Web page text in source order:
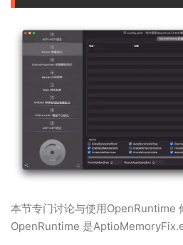
本节专门讨论与使用OpenRuntime
OpenRuntime 是